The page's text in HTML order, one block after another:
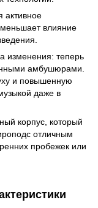
активное
влияние
изменения: теперь
амбушюрами.
и повышенную
даже в
корпус, который
отличным
пробежек или